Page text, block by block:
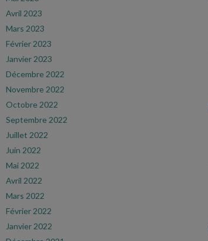
Avril 2023
Mars 2023
Février 2023
Janvier 2023
Décembre 2022
Novembre 2022
Octobre 2022
Septembre 2022
Juillet 2022
Juin 2022
Mai 2022
Avril 2022
Mars 2022
Février 2022
Janvier 2022